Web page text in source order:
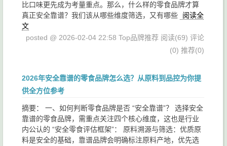
比口味更先成为考量重点。那么，什么样的零食品牌才算
真正安全靠谱？我们该从哪些维度筛选，又有哪些
阅读全
文
posted @ 2026-02-04 22:58 Top品牌推荐 阅读(69) 评论
(0) 推荐(0)
2026年安全靠谱的零食品牌怎么选？从原料到品控为你提
供全方位参考
摘要： 一、如何判断零食品牌是否 “安全靠谱”？ 选择安全
靠谱的零食品牌，需重点关注四个核心维度，这也是行业
内公认的 “安全零食评估框架”： 原料溯源与筛选：优质原
料是安全的基础，靠谱品牌会明确标注原料产地，优先选